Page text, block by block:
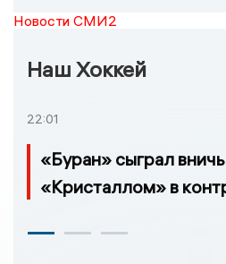
Новости СМИ2
Наш Хоккей
22:01
«Буран» сыграл
«Кристаллом» в